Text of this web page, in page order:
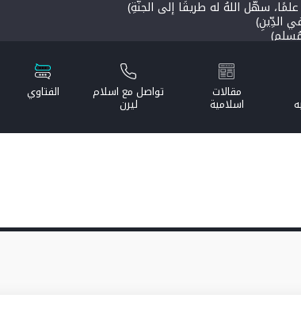
سهَّل اللهُ له طريقًا إلى الجنَّةِ)
الدِّينِ)
من ثلاثٍ؛ صدقةٍ جاريةٍ، أو علمٍ يُنتَفَعُ به، أو ولدٍ صالحٍ يدْعو له)
مقالات
اسلامية
تواصل مع اسلام
ليرن
الفتاوي